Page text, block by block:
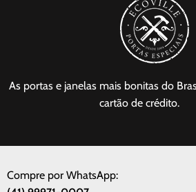
As portas e janelas mais bonitas do
cartão de crédito.
Compre por WhatsApp: